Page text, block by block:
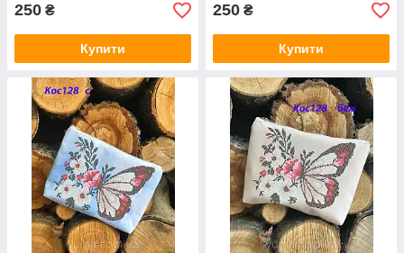
250 ₴
Купити
250 ₴
Купити